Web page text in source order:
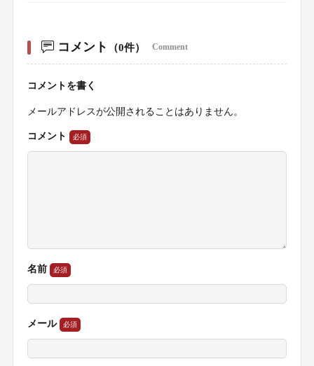
コメント （0件） Comment
コメントを書く
メールアドレスが公開されることはありません。
コメント
名前
メール